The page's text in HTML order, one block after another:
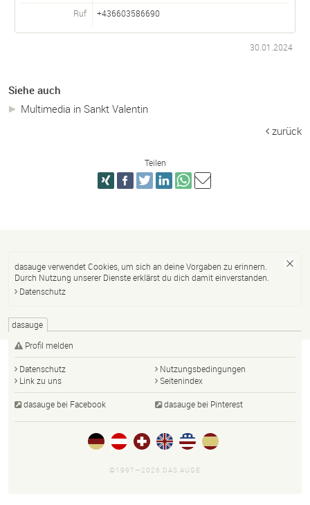
Ruf +436603586690
30.01.2024
Siehe auch
Multimedia in Sankt Valentin
zurück
Teilen
dasauge verwendet Cookies, um sich an deine Vorgaben zu erinnern.
Durch Nutzung unserer Dienste erklärst du dich damit einverstanden.
Datenschutz
dasauge
Profil melden
Datenschutz
Nutzungsbedingungen
Link zu uns
Seitenindex
dasauge bei Facebook dasauge bei Pinterest
©1997—2026 DAS AUGE